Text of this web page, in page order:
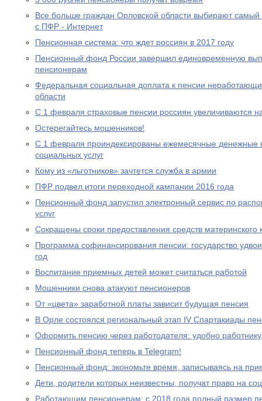
Все больше граждан Орловской области выбирают
с ПФР - Интернет
Пенсионная система: что ждет россиян в 2017 году
Пенсионный фонд России завершил единовременную
пенсионерам
Федеральная социальная доплата к пенсии
области
С 1 февраля страховые пенсии россиян увеличиваются
Остерегайтесь мошенников!
С 1 февраля проиндексированы ежемесячные денежные
социальных услуг
Кому из «льготников» зачтется служба в армии
ПФР подвел итоги переходной кампании 2016 года
Пенсионный фонд запустил электронный сервис по
услуг
Сокращены сроки предоставления средств материнского
Программа софинансирования пенсии: государство
год
Воспитание приемных детей может считаться работой
Мошенники снова атакуют пенсионеров
От «цвета» заработной платы зависит будущая пенсия
В Орле состоялся региональный этап IV Спартакиады
Оформить пенсию через работодателя: удобно
Пенсионный фонд теперь в Telegram!
Пенсионный фонд: экономьте время, записываясь на
Дети, родители которых неизвестны, получат право на
Работающим пенсионерам: с 2018 года полный размер